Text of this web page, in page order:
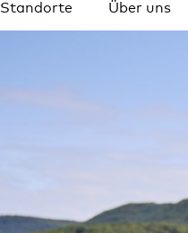
Standorte Über uns